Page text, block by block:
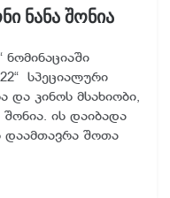
ნანა შონია
სპეციალური
და კინოს მსახიობი,
შონია. ის დაიბადა
დაამთავრა შოთა